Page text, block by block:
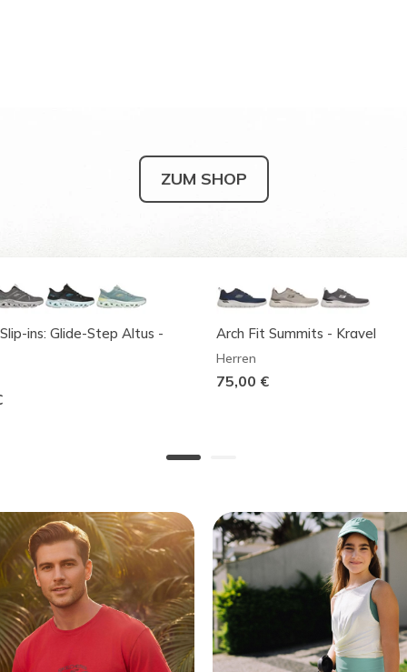
ZUM SHOP
ins: Glide-Step Altus - Arch Fit Summits - Kravel
Herren
75,00 €